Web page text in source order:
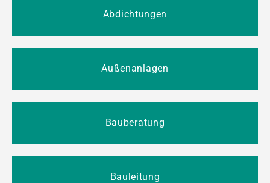
Abdichtungen
Außenanlagen
Bauberatung
Bauleitung